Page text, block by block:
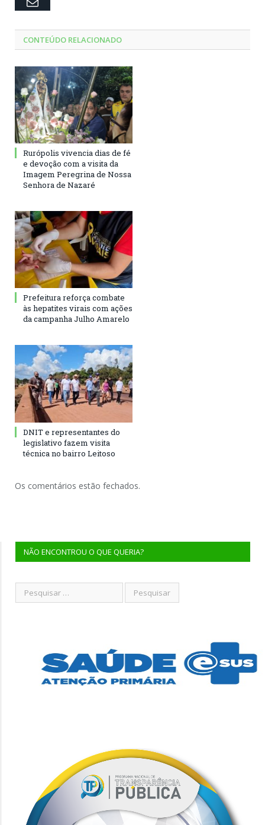
CONTEÚDO RELACIONADO
Rurópolis vivencia dias de fé
e devoção com a visita da
Imagem Peregrina de Nossa
Senhora de Nazaré
Prefeitura reforça combate
às hepatites virais com ações
da campanha Julho Amarelo
DNIT e representantes do
legislativo fazem visita
técnica no bairro Leitoso
Os comentários estão fechados.
NÃO ENCONTROU O QUE QUERIA?